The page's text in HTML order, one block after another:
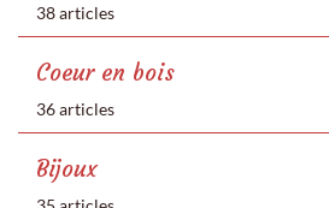
38 articles
Coeur en bois
36 articles
Bijoux